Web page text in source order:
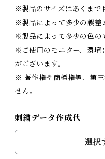
※製品のサイズはあくまで
※製品によって多少の誤差
※製品によって多少の色の
※ご使用のモニター、環境
がございます。
※ 著作権や商標権等、第
せん。
刺繍データ作成代
選択